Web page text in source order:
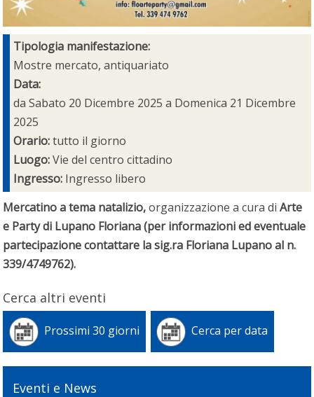
Tipologia manifestazione:
Mostre mercato, antiquariato
Data:
da Sabato 20 Dicembre 2025 a Domenica 21 Dicembre
2025
Orario:tutto il giorno
Luogo:Vie del centro cittadino
Ingresso: Ingresso libero
Mercatino a tema natalizio,organizzazione a cura diArte
e Party di Lupano Floriana (per informazioni ed eventuale
partecipazione contattare la sig.ra Floriana Lupano al n.
339/4749762).
Cerca altri eventi
Prossimi 30 giorni Cerca per data
Eventi e News